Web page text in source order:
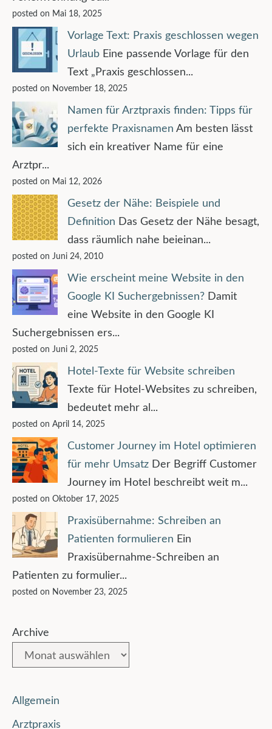
posted on Mai 18, 2025
Vorlage Text: Praxis geschlossen wegen
Urlaub Eine passende Vorlage für den
Text „Praxis geschlossen...
posted on November 18, 2025
Namen für Arztpraxis finden: Tipps für
perfekte Praxisnamen Am besten lässt
sich ein kreativer Name für eine
Arztpr...
posted on Mai 12, 2026
Gesetz der Nähe: Beispiele und
Definition Das Gesetz der Nähe besagt,
dass räumlich nahe beieinan...
posted on Juni 24, 2010
Wie erscheint meine Website in den
Google KI Suchergebnissen? Damit
eine Website in den Google KI
Suchergebnissen ers...
posted on Juni 2, 2025
Hotel-Texte für Website schreiben
Texte für Hotel-Websites zu schreiben,
bedeutet mehr al...
posted on April 14, 2025
Customer Journey im Hotel optimieren
für mehr Umsatz Der Begriff Customer
Journey im Hotel beschreibt weit m...
posted on Oktober 17, 2025
Praxisübernahme: Schreiben an
Patienten formulieren Ein
Praxisübernahme-Schreiben an
Patienten zu formulier...
posted on November 23, 2025
Archive
Allgemein
Arztpraxis